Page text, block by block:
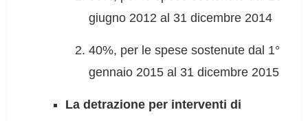
giugno 2012 al 31 dicembre 2014
40%, per le spese sostenute dal 1°
gennaio 2015 al 31 dicembre 2015
La detrazione per interventi di